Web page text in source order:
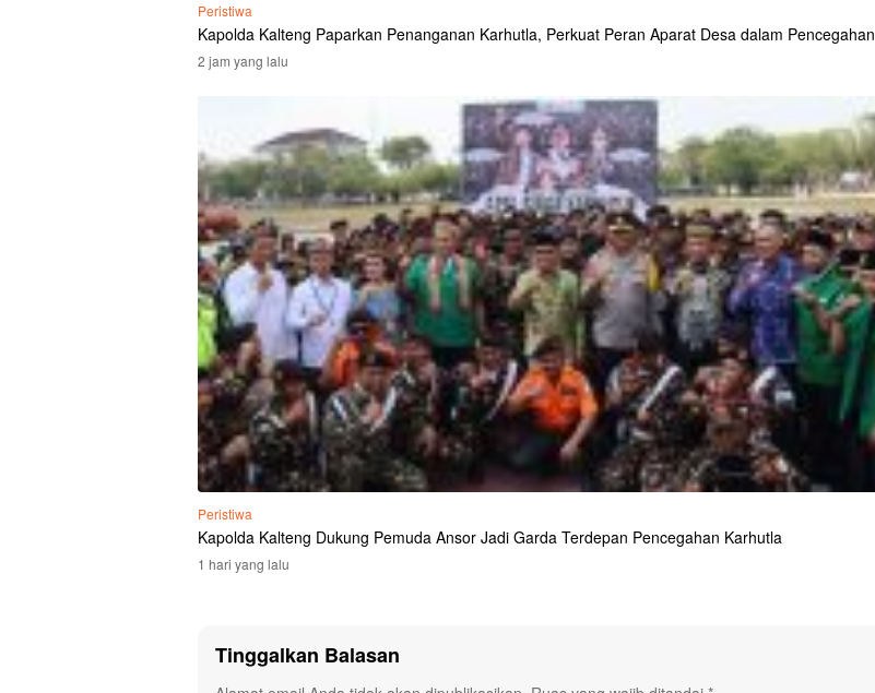
Peristiwa
Kapolda Kalteng Paparkan Penanganan Karhutla, Perkuat Peran Aparat Desa dalam Pencegahan
2 jam yang lalu
Peristiwa
Kapolda Kalteng Dukung Pemuda Ansor Jadi Garda Terdepan Pencegahan Karhutla
1 hari yang lalu
Tinggalkan Balasan